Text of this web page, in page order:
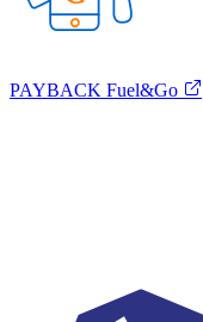
PAYBACK Fuel&Go